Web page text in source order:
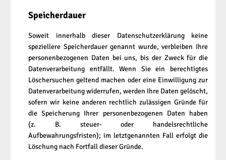
Speicherdauer
Soweit innerhalb dieser Datenschutzerklärung keine
speziellere Speicherdauer genannt wurde, verbleiben Ihre
personenbezogenen Daten bei uns, bis der Zweck für die
Datenverarbeitung entfällt. Wenn Sie ein berechtigtes
Löschersuchen geltend machen oder eine Einwilligung zur
Datenverarbeitung widerrufen, werden Ihre Daten gelöscht,
sofern wir keine anderen rechtlich zulässigen Gründe für
die Speicherung Ihrer personenbezogenen Daten haben
(z. B. steuer- oder handelsrechtliche
Aufbewahrungsfristen); im letztgenannten Fall erfolgt die
Löschung nach Fortfall dieser Gründe.